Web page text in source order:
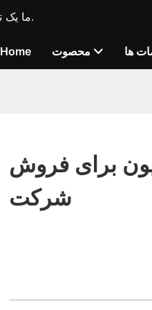
ما یک تولید کننده و فروشنده جهانی تجهیزات ساختمانی پیشرو در صنعت، ماشین آلات حفاری بندر و نفت هستیم.
Home محصوت ها
برای فروش
شرکت